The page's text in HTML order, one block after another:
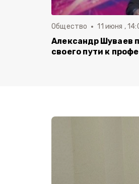
Общество 11 июня ,
Александр Шуваев
своего пути к